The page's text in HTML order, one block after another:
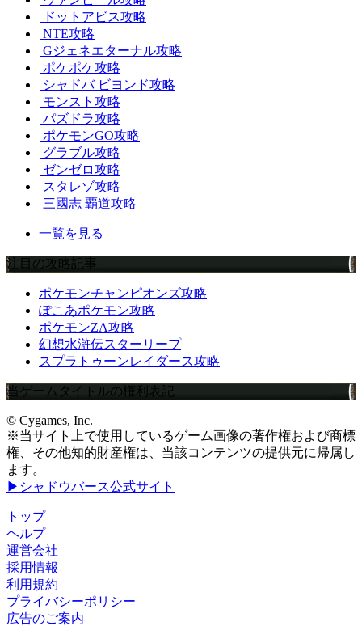
ドットアビス攻略
NTE攻略
Gジェネエターナル攻略
ポケポケ攻略
シャドバ ビヨンド攻略
モンスト攻略
パズドラ攻略
ポケモンGO攻略
グラブル攻略
ゼンゼロ攻略
スタレゾ攻略
三國志 覇道攻略
一覧を見る
注目の攻略記事
ポケモンチャンピオンズ攻略
ぽこあポケモン攻略
ポケモンZA攻略
幻想水滸伝スターリープ
スプラトゥーンレイダース攻略
当ゲームタイトルの権利表記
© Cygames, Inc.
※当サイト上で使用しているゲーム画像の著作権および商標
権、その他知的財産権は、当該コンテンツの提供元に帰属し
ます。
▶シャドウバース公式サイト
トップ
ヘルプ
運営会社
採用情報
利用規約
プライバシーポリシー
広告のご案内